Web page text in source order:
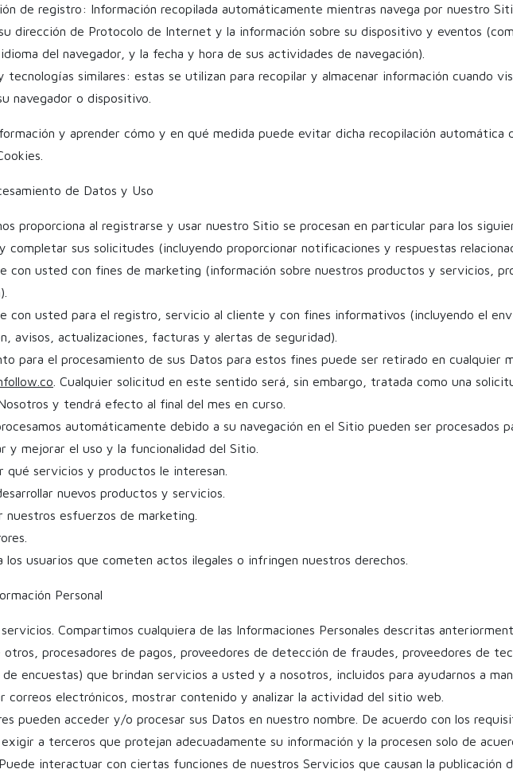
de registro: Información recopilada automáticamente mientras navega por nuestro
dirección de Protocolo de Internet y la información sobre su dispositivo y eventos
del navegador, y la fecha y hora de sus actividades de navegación).
tecnologías similares: estas se utilizan para recopilar y almacenar información cuando
navegador o dispositivo.
y aprender cómo y en qué medida puede evitar dicha recopilación automática
de Datos y Uso
proporciona al registrarse y usar nuestro Sitio se procesan en particular para los
completar sus solicitudes (incluyendo proporcionar notificaciones y respuestas
con usted con fines de marketing (información sobre nuestros productos y servicios,
con usted para el registro, servicio al cliente y con fines informativos (incluyendo el
avisos, actualizaciones, facturas y alertas de seguridad).
para el procesamiento de sus Datos para estos fines puede ser retirado en cualquier
. Cualquier solicitud en este sentido será, sin embargo, tratada como una
y tendrá efecto al final del mes en curso.
automáticamente debido a su navegación en el Sitio pueden ser procesados
y mejorar el uso y la funcionalidad del Sitio.
qué servicios y productos le interesan.
nuevos productos y servicios.
nuestros esfuerzos de marketing.
los usuarios que cometen actos ilegales o infringen nuestros derechos.
Personal
Compartimos cualquiera de las Informaciones Personales descritas
procesadores de pagos, proveedores de detección de fraudes, proveedores de
encuestas) que brindan servicios a usted y a nosotros, incluidos para ayudarnos a
correos electrónicos, mostrar contenido y analizar la actividad del sitio web.
pueden acceder y/o procesar sus Datos en nuestro nombre. De acuerdo con los
a terceros que protejan adecuadamente su información y la procesen solo de
interactuar con ciertas funciones de nuestros Servicios que causan la publicación